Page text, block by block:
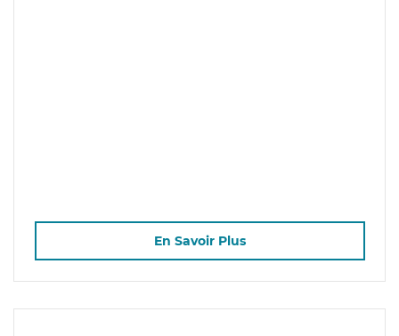
En Savoir Plus